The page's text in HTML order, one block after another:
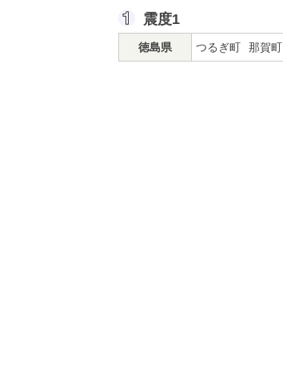
震度1
徳島県 つるぎ町 那賀町